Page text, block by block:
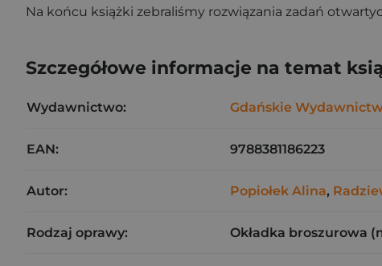
Na końcu książki zebraliśmy rozwiązania zadań
Szczegółowe informacje na temat
Wydawnictwo: Gdańskie
EAN: 9788381186223
Autor: Popiołek Alina,
Rodzaj oprawy: Okładka broszurowa